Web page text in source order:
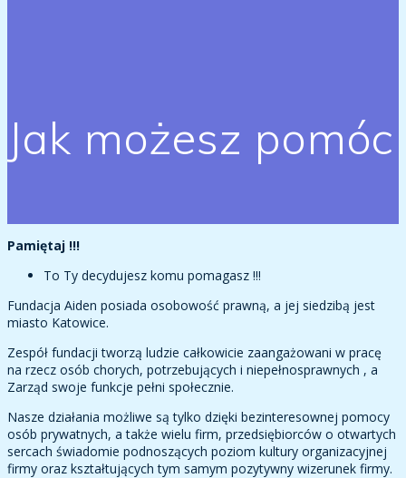
Jak możesz pomóc
Pamiętaj !!!
To Ty decydujesz komu pomagasz !!!
Fundacja Aiden posiada osobowość prawną, a jej siedzibą jest
miasto Katowice.
Zespół fundacji tworzą ludzie całkowicie zaangażowani w pracę
na rzecz osób chorych, potrzebujących i niepełnosprawnych , a
Zarząd swoje funkcje pełni społecznie.
Nasze działania możliwe są tylko dzięki bezinteresownej pomocy
osób prywatnych, a także wielu firm, przedsiębiorców o otwartych
sercach świadomie podnoszących poziom kultury organizacyjnej
firmy oraz kształtujących tym samym pozytywny wizerunek firmy.